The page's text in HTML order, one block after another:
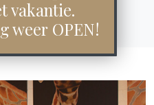
vakantie.
weer OPEN!